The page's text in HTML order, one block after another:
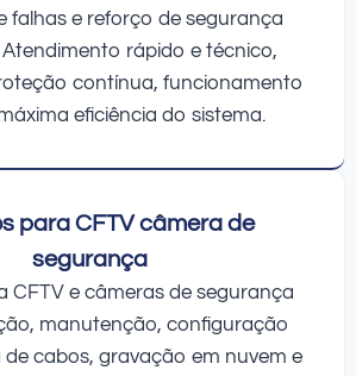
falhas e reforço de segurança
Atendimento rápido e técnico,
contínua, funcionamento
eficiência do sistema.
para CFTV câmera de
segurança
CFTV e câmeras de segurança
manutenção, configuração
cabos, gravação em nuvem e